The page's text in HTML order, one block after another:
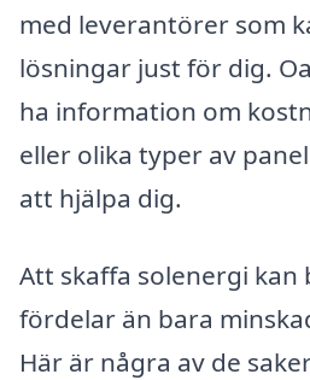
med leverantörer som
lösningar just för dig.
ha information om
eller olika typer av
att hjälpa dig.
Att skaffa solenergi
fördelar än bara
Här är några av de